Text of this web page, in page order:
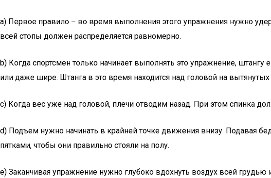
a) Первое правило – во время выполнения этого упражнения нужно
всей стопы должен распределяется равномерно.
b) Когда спортсмен только начинает выполнять это упражнение,
или даже шире. Штанга в это время находится над головой на вытянутых
c) Когда вес уже над головой, плечи отводим назад. При этом спинка
d) Подъем нужно начинать в крайней точке движения внизу. Подавая
пятками, чтобы они правильно стояли на полу.
e) Заканчивая упражнение нужно глубоко вдохнуть воздух всей